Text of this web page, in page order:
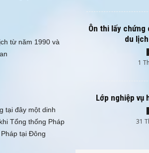
từ năm 1990 và
tại đây một dinh
Tổng thống Pháp
tại Ðông
Ôn thi lấy chứng
du
1
Lớp nghiệp vụ
31